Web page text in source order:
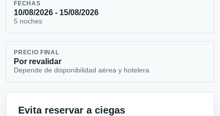
FECHAS
10/08/2026 - 15/08/2026
5 noches
PRECIO FINAL
Por revalidar
Depende de disponibilidad aérea y hotelera
Evita reservar a ciegas